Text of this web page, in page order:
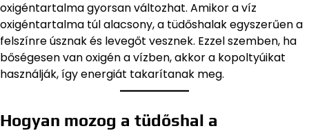
oxigéntartalma gyorsan változhat. Amikor a víz
oxigéntartalma túl alacsony, a tüdőshalak egyszerűen a
felszínre úsznak és levegőt vesznek. Ezzel szemben, ha
bőségesen van oxigén a vízben, akkor a kopoltyúikat
használják, így energiát takarítanak meg.
Hogyan mozog a tüdőshal a